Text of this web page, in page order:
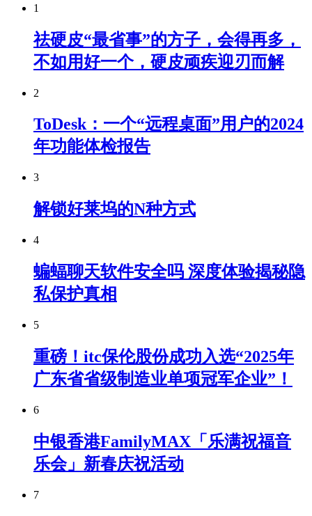
1
祛硬皮“最省事”的方子，会得再多，
不如用好一个，硬皮顽疾迎刃而解
2
ToDesk：一个“远程桌面”用户的2024
年功能体检报告
3
解锁好莱坞的N种方式
4
蝙蝠聊天软件安全吗 深度体验揭秘隐
私保护真相
5
重磅！itc保伦股份成功入选“2025年
广东省省级制造业单项冠军企业”！
6
中银香港FamilyMAX「乐满祝福音
乐会」新春庆祝活动
7